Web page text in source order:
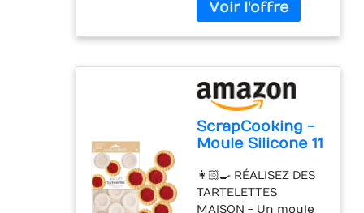
tartes, tartes
hachées, tartes aux
fruits, gâteaux au
pizzas, muffins et
autres délicieux
desserts. Conception
de fond de tarte
tarte amovible
permet un retrait
ScrapCooking -
Moule Silicone 11
Moule Biscuits -
Apte Four &
👩🏻‍🍳 RÉALISEZ DES
TARTELETTES
MAISON - Un moule